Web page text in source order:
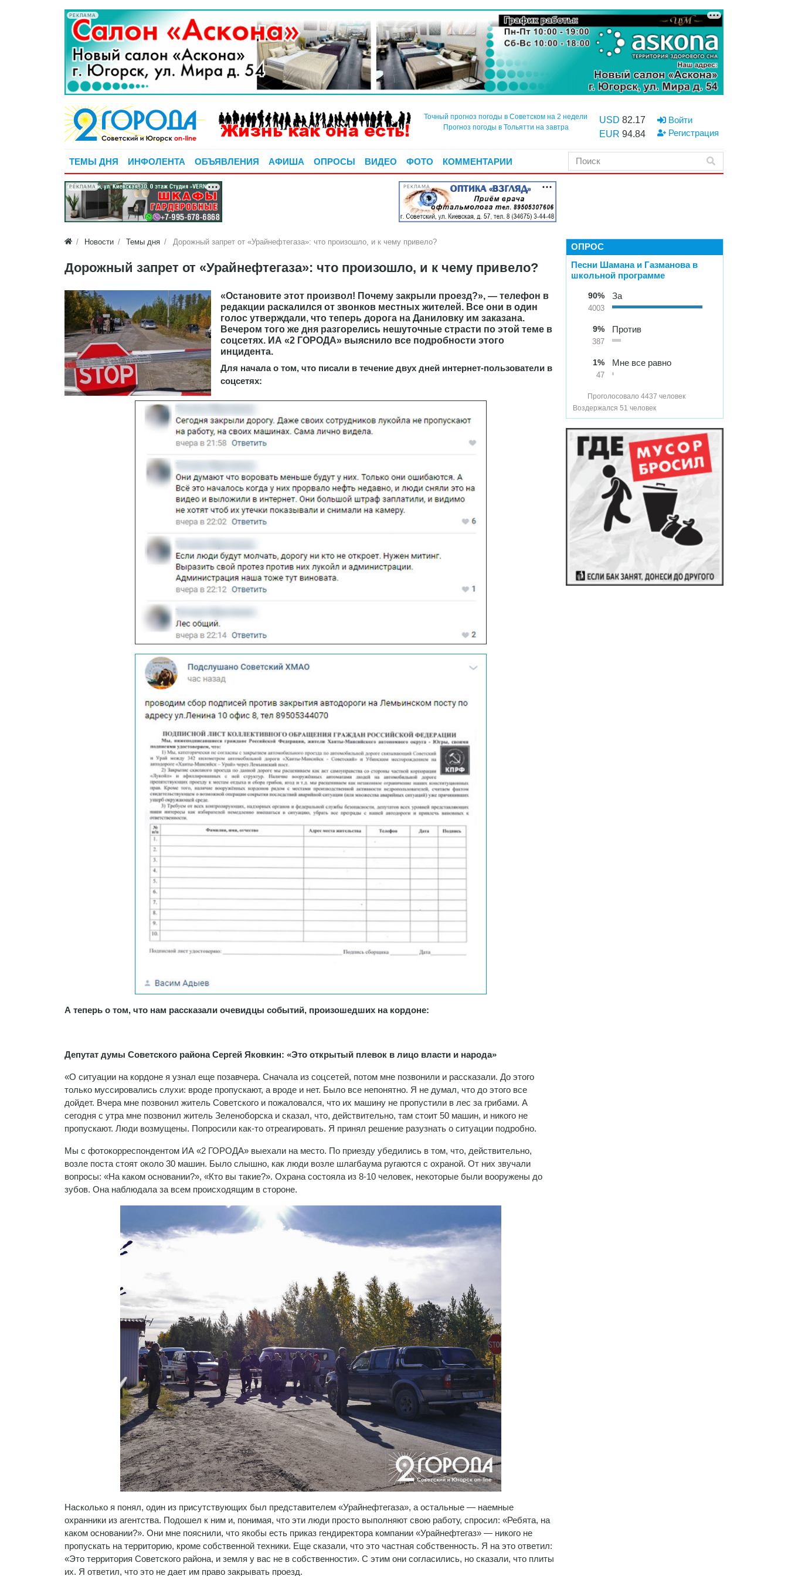
РЕКЛАМА
Точный прогноз погоды в Советском на 2 недели
Прогноз погоды в Тольятти на завтра
USD 82.17
EUR 94.84
Войти
Регистрация
ТЕМЫ ДНЯ ИНФОЛЕНТА ОБЪЯВЛЕНИЯ АФИША ОПРОСЫ ВИДЕО ФОТО КОММЕНТАРИИ
РЕКЛАМА РЕКЛАМА
Новости Темы дня Дорожный запрет от «Урайнефтегаза»: что произошло, и к чему привело?
Дорожный запрет от «Урайнефтегаза»: что произошло, и к чему привело?
«Остановите этот произвол! Почему закрыли проезд?», — телефон в
редакции раскалился от звонков местных жителей. Все они в один
голос утверждали, что теперь дорога на Даниловку им заказана.
Вечером того же дня разгорелись нешуточные страсти по этой теме в
соцсетях. ИА «2 ГОРОДА» выяснило все подробности этого
инцидента.
Для начала о том, что писали в течение двух дней интернет-пользователи в
соцсетях:
А теперь о том, что нам рассказали очевидцы событий, произошедших на кордоне:
Депутат думы Советского района Сергей Яковкин: «Это открытый плевок в лицо власти и народа»
«О ситуации на кордоне я узнал еще позавчера. Сначала из соцсетей, потом мне позвонили и рассказали. До этого
только муссировались слухи: вроде пропускают, а вроде и нет. Было все непонятно. Я не думал, что до этого все
дойдет. Вчера мне позвонил житель Советского и пожаловался, что их машину не пропустили в лес за грибами. А
сегодня с утра мне позвонил житель Зеленоборска и сказал, что, действительно, там стоит 50 машин, и никого не
пропускают. Люди возмущены. Попросили как-то отреагировать. Я принял решение разузнать о ситуации подробно.
Мы с фотокорреспондентом ИА «2 ГОРОДА» выехали на место. По приезду убедились в том, что, действительно,
возле поста стоят около 30 машин. Было слышно, как люди возле шлагбаума ругаются с охраной. От них звучали
вопросы: «На каком основании?», «Кто вы такие?». Охрана состояла из 8-10 человек, некоторые были вооружены до
зубов. Она наблюдала за всем происходящим в стороне.
Насколько я понял, один из присутствующих был представителем «Урайнефтегаза», а остальные — наемные
охранники из агентства. Подошел к ним и, понимая, что эти люди просто выполняют свою работу, спросил: «Ребята, на
каком основании?». Они мне пояснили, что якобы есть приказ гендиректора компании «Урайнефтегаз» — никого не
пропускать на территорию, кроме собственной техники. Еще сказали, что это частная собственность. Я на это ответил:
«Это территория Советского района, и земля у вас не в собственности». С этим они согласились, но сказали, что плиты
их. Я ответил, что это не дает им право закрывать проезд.
ОПРОС
Песни Шамана и Газманова в
школьной программе
90%
4003
За
9%
387
Против
1%
47
Мне все равно
Проголосовало 4437 человек
Воздержался 51 человек